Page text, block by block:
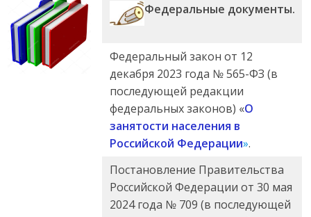
Федеральные документы.
Федеральный закон от 12
декабря 2023 года № 565-ФЗ (в
последующей редакции
федеральных законов) «О
занятости населения в
Российской Федерации».
Постановление Правительства
Российской Федерации от 30 мая
2024 года № 709 (в последующей